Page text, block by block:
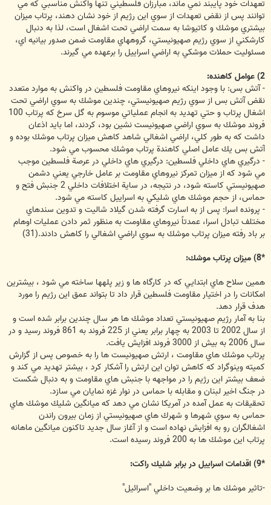
تعهدات خود پايبند نمي ماند، مبارزان فلسطيني تنها واكنش مناسبي كه مي
توانند پس از نقض تعهدات از سوي اين رژيم از خود نشان دهند، پرتاب ميزان
بيشتري موشك و كاتيوشا به سمت اراضي تحت اشغال است، لذا به دنبال
كارشكني از سوي رژيم صهيونيستي، گروههاي مقاومت ضمن صدور بيانيه اي،
مسئوليت حملات موشكي به اراضي اسراييل را برعهده مي گيرند.
2) عوامل كاهنده:
- آتش بس: با وجود اينكه نيروهاي مقاومت فلسطين در واكنش به موارد متعدد
نقض آتش بس از سوي رژيم صهيونيستي، چندين موشك به سوي اراضي تحت
اشغال پرتاب و حتي تهديد به انجام عملياتي موسوم به گل سرخ كه پرتاب 100
فروند موشك به سوي اراضي صهيونيست نشين بود، كردند، اما بايد اذعان
داشت كه به طور كلي، اراضي اشغالي شاهد كاهش ميزان پرتاب موشك بوده و
آتش بس يك عامل اصلي كاهندة پرتاب موشك محسوب مي شود.
- درگيري هاي داخلي فلسطين: درگيري هاي داخلي در عرصة فلسطين موجب
مي شود كه از ميزان تمركز نيروهاي مقاومت بر عامل خارجي يعني دشمن
صهيونيستي كاسته شود، در نتيجه، در ساية اختلافات داخلي 2 جنبش فتح و
حماس، از حجم موشك هاي شليكي به اسراييل كاسته مي شود.
- پرونده اسرا: پس از به اسارت گرفته شدن گيلاد شاليت و تدوين سندهاي
مختلف تبادل اسرا، عمدتاً نيروهاي مقاومت به منظور ثمر دادن عمليات اوهام
بر باد رفته ميزان پرتاب موشك به سوي اراضي اشغالي را كاهش دادند.(31)
*8) ميزان پرتاب موشك:
همين سلاح هاي ابتدايي كه در كارگاه ها و زير پلهها ساخته مي شود ، بيشترين
امكانات را در اختيار مقاومت فلسطين قرار داد تا بتواند عمق اين رژيم را مورد
هدف قرار دهد.
بنا به آمار رژيم صهيونيستي تعداد موشك ها هر سال چندين برابر شده است و
از سال 2002 تا 2003 به چهار برابر يعني از 225 فروند به 861 فروند رسيد و در
سال 2006 به بيش از 3000 فروند افزايش يافت.
پرتاب موشك هاي مقاومت ، ارتش صهيونيست ها را به خصوص پس از گزارش
كميته وينوگراد كه كاهش توان اين ارتش را آشكار كرد ، بيشتر تهديد مي كند و
ضعف بيشتر اين رژيم را در مواجهه با جنبش هاي مقاومت و به دنبال شكست
در جنگ اخير لبنان و مقابله با حماس در نوار غزه نمايان مي سازد.
تحقيقات به عمل آمده در آمريكا نشان مي دهد كه ميانگين شليك موشك هاي
حماس به سوي شهرها و شهرك هاي صهيونيستي از زمان بيرون راندن
اشغالگران رو به افزايش نهاده است و از آغاز سال جديد تاكنون ميانگين ماهانه
پرتاب اين موشك ها به 200 فروند رسيده است.
*9) اقدامات اسراييل در برابر شليك راكت:
-تاثير موشك ها بر وضعيت داخلي "اسرائيل"